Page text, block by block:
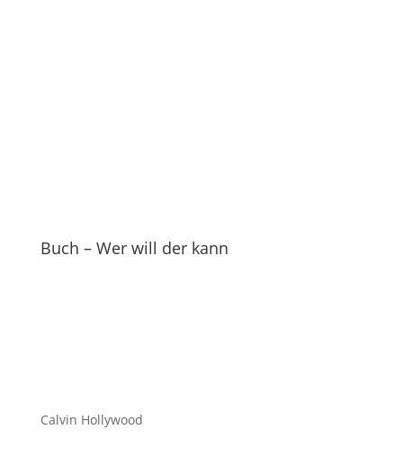
Buch – Wer will der kann
Calvin Hollywood